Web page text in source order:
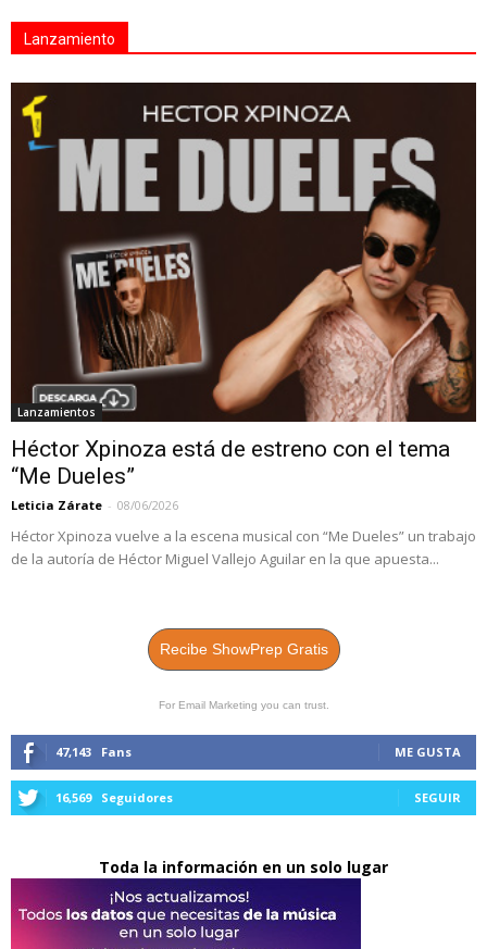
Lanzamiento
Lanzamientos
Héctor Xpinoza está de estreno con el tema
“Me Dueles”
Leticia Zárate - 08/06/2026
Héctor Xpinoza vuelve a la escena musical con “Me Dueles” un trabajo
de la autoría de Héctor Miguel Vallejo Aguilar en la que apuesta...
Recibe ShowPrep Gratis
For Email Marketing you can trust.
47,143 Fans ME GUSTA
16,569 Seguidores SEGUIR
Toda la información en un solo lugar